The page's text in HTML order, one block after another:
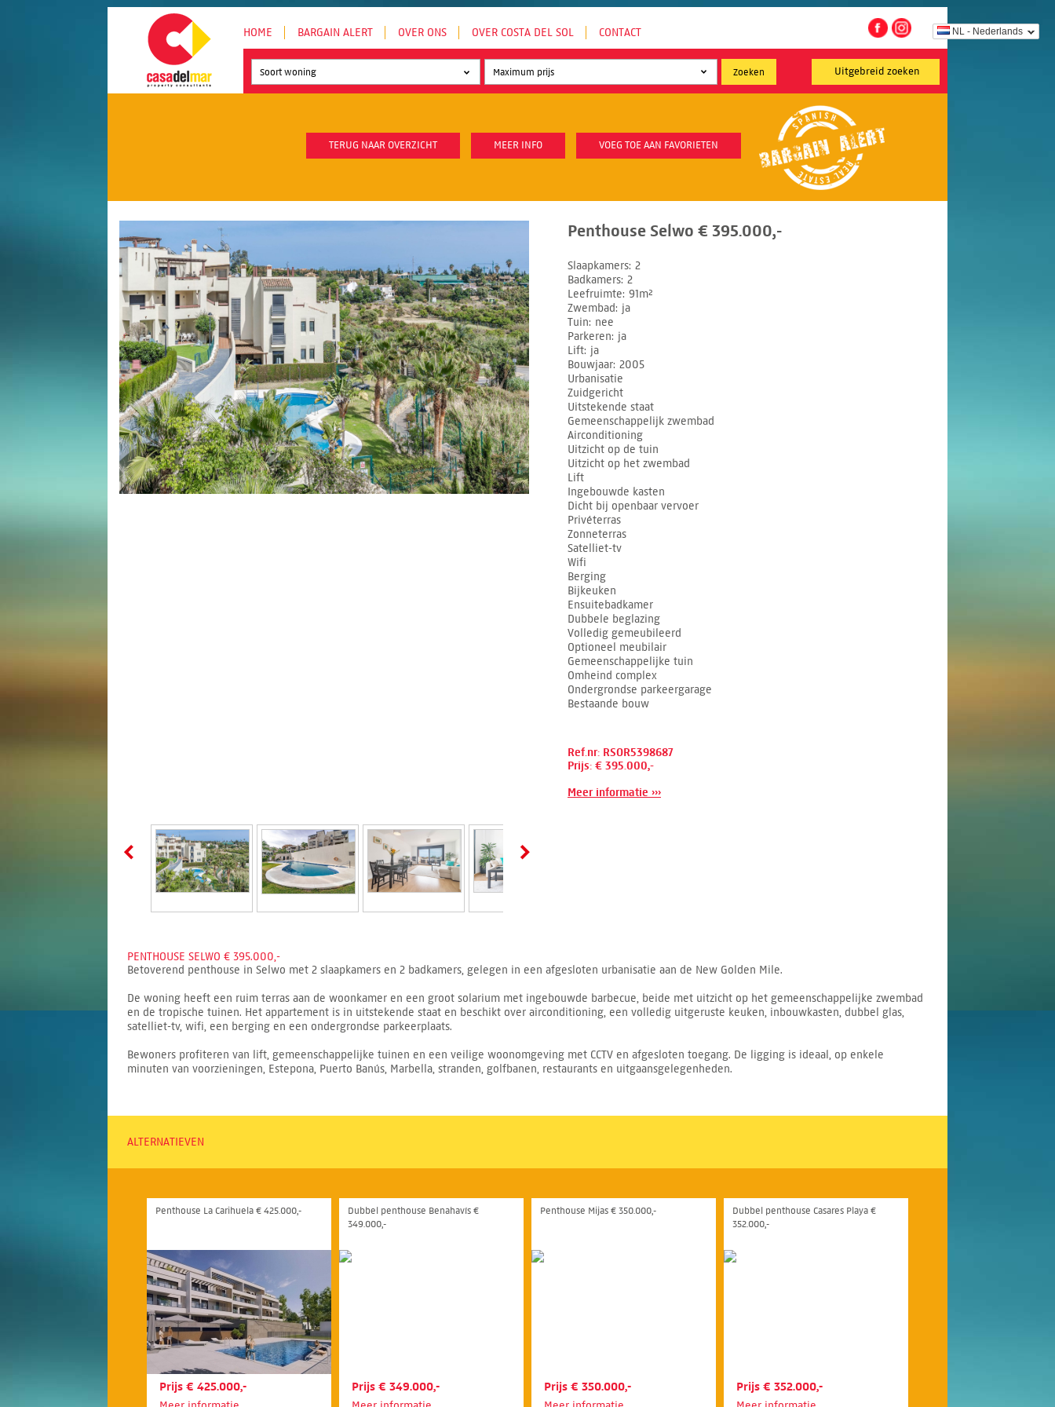
NL - Nederlands
HOME BARGAIN ALERT OVER ONS OVER COSTA DEL SOL CONTACT
Uitgebreid zoeken
Soort woning
TERUG NAAR OVERZICHT MEER INFO VOEG TOE AAN FAVORIETEN
Penthouse Selwo € 395.000,-
Slaapkamers 2
Badkamers 2
Leefruimte 91m²
Zwembad
ja
Tuin nee
Parkeren ja
Lift ja
Bouwjaar 2005
Urbanisatie
Zuidgericht
Uitstekende staat
Gemeenschappelijk zwembad
Airconditioning
Uitzicht op de tuin
Uitzicht op het zwembad
Lift
Ingebouwde kasten
Dicht bij openbaar vervoer
Privéterras
Zonneterras
Satelliet-tv
Wifi
Berging
Bijkeuken
Ensuitebadkamer
Dubbele beglazing
Volledig gemeubileerd
Optioneel meubilair
Gemeenschappelijke tuin
Omheind complex
Ondergrondse parkeergarage
Bestaande bouw
Ref.nr: RSOR5398687
Prijs: € 395.000,-
Meer informatie ›››
PENTHOUSE SELWO € 395.000,-
Betoverend penthouse in Selwo met 2 slaapkamers en 2 badkamers, gelegen in een afgesloten urbanisatie aan de New Golden Mile.
De woning heeft een ruim terras aan de woonkamer en een groot solarium met ingebouwde barbecue, beide met uitzicht op het gemeenschappelijke zwembad
en de tropische tuinen. Het appartement is in uitstekende staat en beschikt over airconditioning, een volledig uitgeruste keuken, inbouwkasten, dubbel glas,
satelliet-tv, wifi, een berging en een ondergrondse parkeerplaats.
Bewoners profiteren van lift, gemeenschappelijke tuinen en een veilige woonomgeving met CCTV en afgesloten toegang. De ligging is ideaal, op enkele
minuten van voorzieningen, Estepona, Puerto Banús, Marbella, stranden, golfbanen, restaurants en uitgaansgelegenheden.
ALTERNATIEVEN
Penthouse La Carihuela € 425.000,-
Prijs € 425.000,-
Dubbel penthouse Benahavís €
349.000,-
Prijs € 349.000,-
Penthouse Mijas € 350.000,-
Prijs € 350.000,-
Dubbel penthouse Casares Playa €
352.000,-
Prijs € 352.000,-